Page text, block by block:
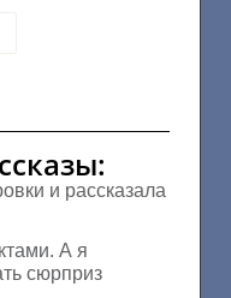
и рассказала
А я
сюрприз